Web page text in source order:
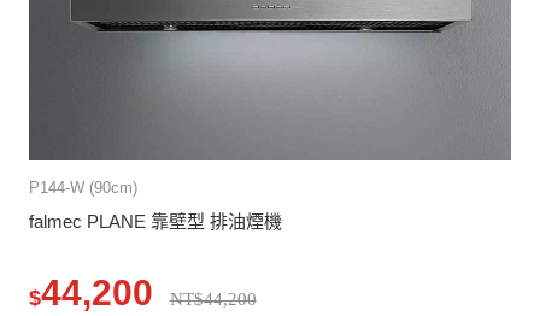
P144-W (90cm)
falmec PLANE 靠壁型 排油煙機
$44,200 NT$44,200